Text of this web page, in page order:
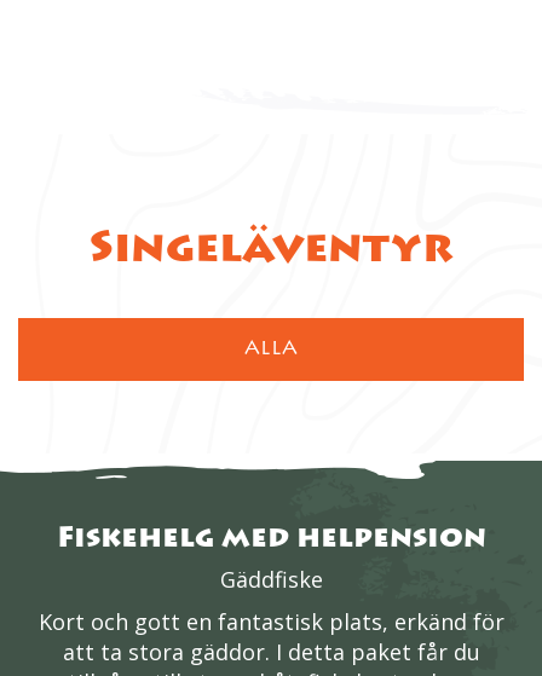
Singeläventyr
ALLA
Fiskehelg med helpension
Gäddfiske
Kort och gott en fantastisk plats, erkänd för
att ta stora gäddor. I detta paket får du